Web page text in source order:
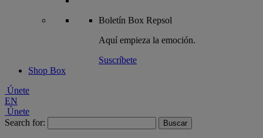
Boletín Box Repsol
Aquí empieza la emoción.
Suscríbete
Shop Box
Únete
EN
Únete
Search for: